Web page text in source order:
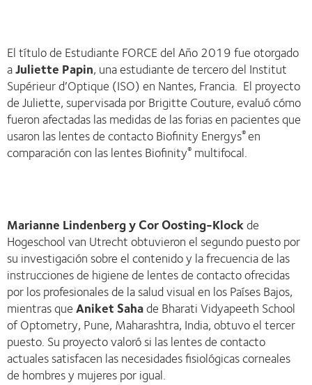
El título de Estudiante FORCE del Año 2019 fue otorgado
aJuliette Papin, una estudiante de tercero del Institut
Supérieur d’Optique (ISO) en Nantes, Francia. El proyecto
de Juliette, supervisada por Brigitte Couture, evaluó cómo
fueron afectadas las medidas de las forias en pacientes que
usaron las lentes de contacto Biofinity Energys®en
comparación con las lentes Biofinity® multifocal.
Marianne Lindenberg y Cor Oosting-Klockde
Hogeschool van Utrecht obtuvieron el segundo puesto por
su investigación sobre el contenido y la frecuencia de las
instrucciones de higiene de lentes de contacto ofrecidas
por los profesionales de la salud visual en los Países Bajos,
mientras queAniket Sahade Bharati Vidyapeeth School
of Optometry, Pune, Maharashtra, India, obtuvo el tercer
puesto. Su proyecto valoró si las lentes de contacto
actuales satisfacen las necesidades fisiológicas corneales
de hombres y mujeres por igual.